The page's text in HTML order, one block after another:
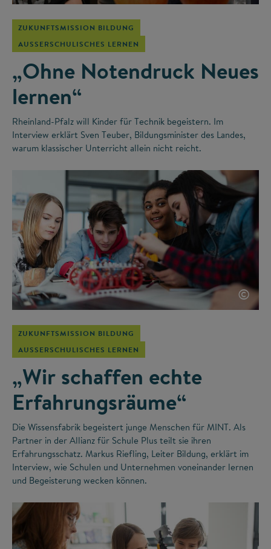
ZUKUNFTSMISSION BILDUNG
AUSSERSCHULISCHES LERNEN
„Ohne Notendruck Neues
lernen“
Rheinland-Pfalz will Kinder für Technik begeistern. Im
Interview erklärt Sven Teuber, Bildungsminister des Landes,
warum klassischer Unterricht allein nicht reicht.
©
ZUKUNFTSMISSION BILDUNG
AUSSERSCHULISCHES LERNEN
„Wir schaffen echte
Erfahrungsräume“
Die Wissensfabrik begeistert junge Menschen für MINT. Als
Partner in der Allianz für Schule Plus teilt sie ihren
Erfahrungsschatz. Markus Riefling, Leiter Bildung, erklärt im
Interview, wie Schulen und Unternehmen voneinander lernen
und Begeisterung wecken können.